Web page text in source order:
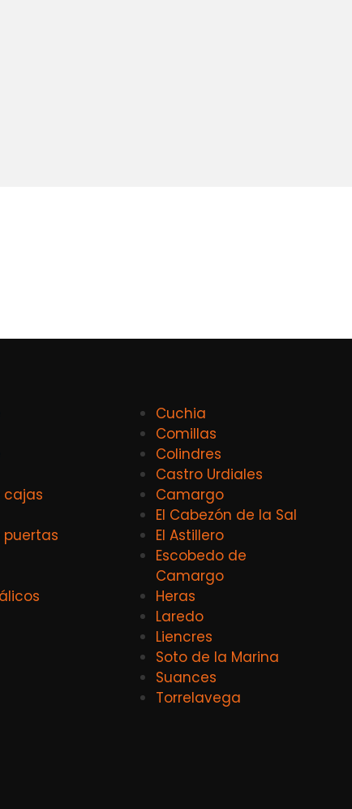
cajas
Cuchia
Comillas
Colindres
Castro Urdiales
Camargo
El Cabezón de la Sal
El Astillero
Escobedo de
Camargo
Heras
Laredo
Liencres
Soto de la Marina
Suances
Torrelavega